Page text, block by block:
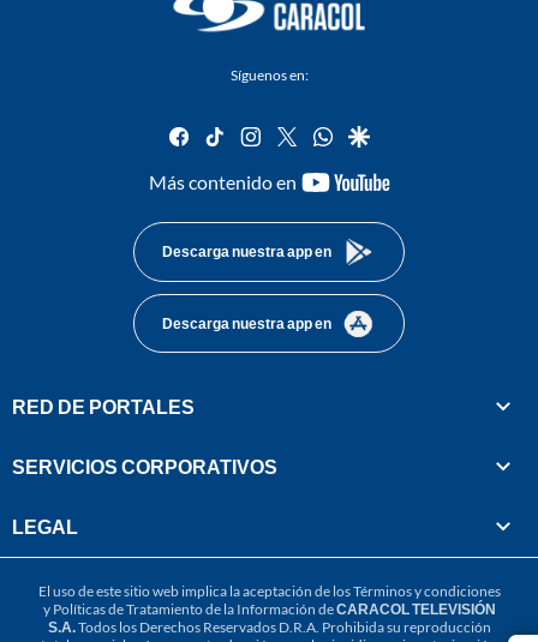
Síguenos en:
facebook
tiktok instagram
twitterwhatsapp
google
Más contenido en
youtube-
Descarga nuestra app en
Descarga nuestra app en
RED DE PORTALES
SERVICIOS CORPORATIVOS
LEGAL
El uso de este sitio web implica la aceptación de losTérminos y condiciones
y Políticas de Tratamiento de la Información deCARACOL TELEVISIÓN
S.A.Todos los Derechos Reservados D.R.A. Prohibida su reproducción